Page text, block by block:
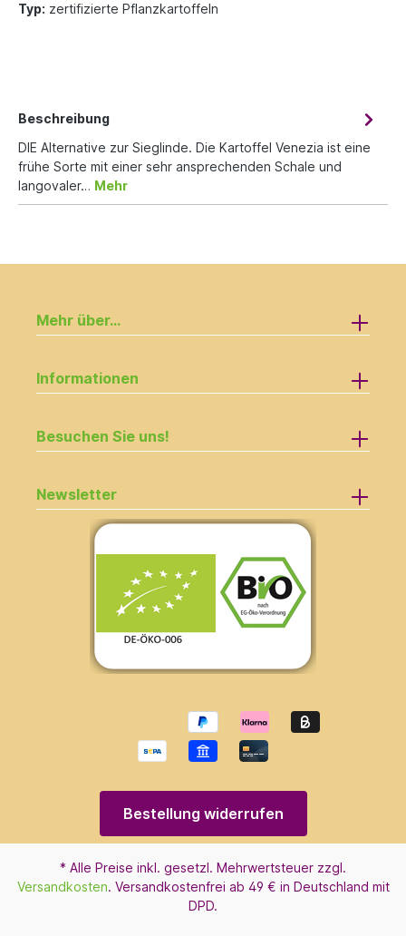
Typ: zertifizierte Pflanzkartoffeln
Beschreibung
DIE Alternative zur Sieglinde. Die Kartoffel Venezia ist eine
frühe Sorte mit einer sehr ansprechenden Schale und
langovaler… Mehr
Mehr über...
Informationen
Besuchen Sie uns!
Newsletter
Bestellung widerrufen
* Alle Preise inkl. gesetzl. Mehrwertsteuer zzgl.
Versandkosten. Versandkostenfrei ab 49 € in Deutschland mit
DPD.